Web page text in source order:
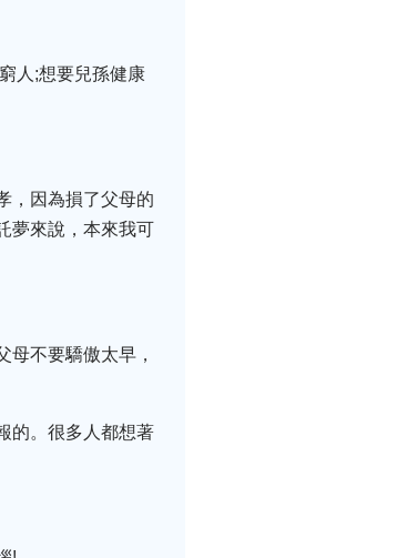
人;想要兒孫健康
，因為損了父母的
夢來說，本來我可
不要驕傲太早，
的。很多人都想著